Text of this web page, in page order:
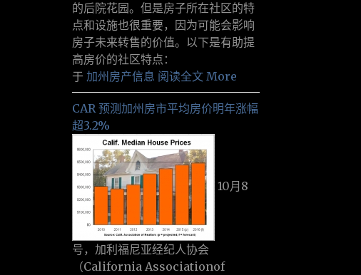
的后院花园。但是房子所在社区的特
点和设施也很重要，因为可能会影响
房子未来转售的价值。以下是有助提
高房价的社区特点：
于 加州房产信息 阅读全文 More
CAR 预测加州房市平均房价明年涨幅
超3.2%
10月8
号，加利福尼亚经纪人协会
（California Associationof